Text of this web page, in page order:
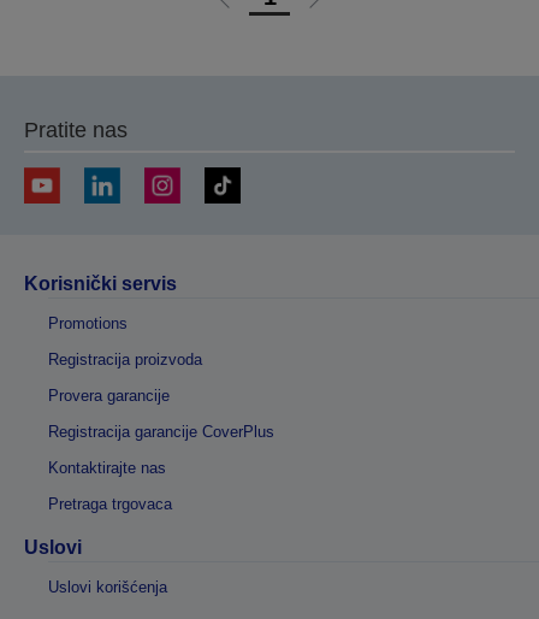
Idi
Idi
Pratite nas
Korisnički servis
Promotions
Registracija proizvoda
Provera garancije
Registracija garancije CoverPlus
Kontaktirajte nas
Pretraga trgovaca
Uslovi
Uslovi korišćenja